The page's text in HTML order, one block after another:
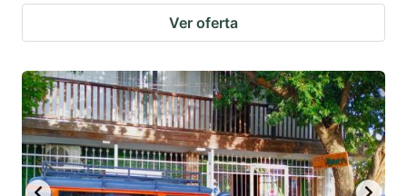
Ver oferta